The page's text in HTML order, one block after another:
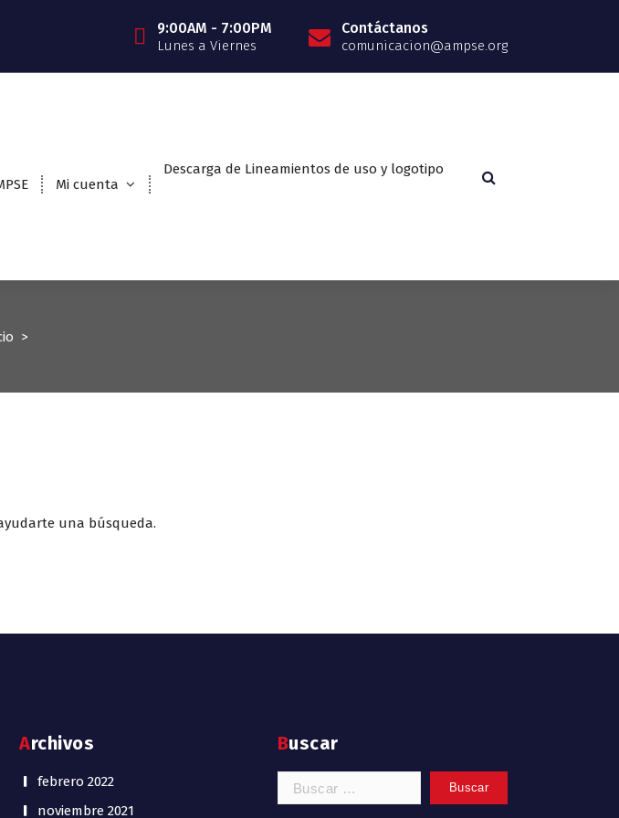
9:00AM - 7:00PM
Lunes a Viernes
Contáctanos
comunicacion@ampse.org
Mi cuenta
Descarga de Lineamientos de uso y logotipo
>
una búsqueda.
Archivos
febrero 2022
noviembre 2021
Buscar